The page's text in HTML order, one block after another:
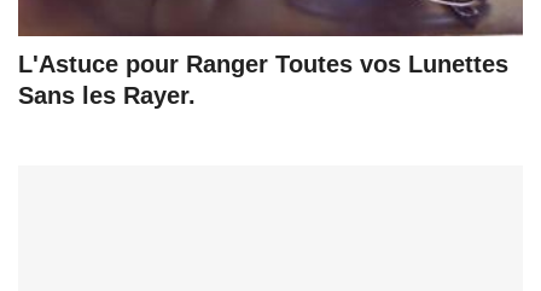
L'Astuce pour Ranger Toutes vos Lunettes
Sans les Rayer.